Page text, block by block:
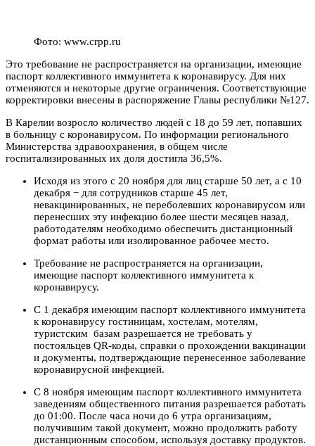
Фото: www.crpp.ru
Это требование не распространяется на организации, имеющие
паспорт коллективного иммунитета к коронавирусу. Для них
отменяются и некоторые другие ограничения. Соответствующие
корректировки внесены в распоряжение Главы республики №127.
В Карелии возросло количество людей с 18 до 59 лет, попавших
в больницу с коронавирусом. По информации регионального
Министерства здравоохранения, в общем числе
госпитализированных их доля достигла 36,5%.
Исходя из этого с 20 ноября для лиц старше 50 лет, а с 10
декабря − для сотрудников старше 45 лет,
невакцинированных, не переболевших коронавирусом или
перенесших эту инфекцию более шести месяцев назад,
работодателям необходимо обеспечить дистанционный
формат работы или изолированное рабочее место.
Требование не распространяется на организации,
имеющие паспорт коллективного иммунитета к
коронавирусу.
С 1 декабря имеющим паспорт коллективного иммунитета
к коронавирусу гостиницам, хостелам, мотелям,
туристским базам разрешается не требовать у
постояльцев QR-коды, справки о прохождении вакцинации
и документы, подтверждающие перенесенное заболевание
коронавирусной инфекцией.
С 8 ноября имеющим паспорт коллективного иммунитета
заведениям общественного питания разрешается работать
до 01:00. После часа ночи до 6 утра организациям,
получившим такой документ, можно продолжить работу
дистанционным способом, используя доставку продуктов.